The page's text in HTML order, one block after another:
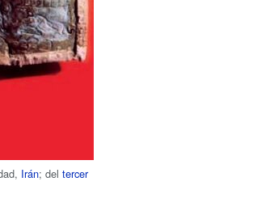
Irán; deltercer